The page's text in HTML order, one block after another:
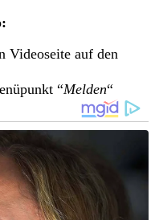
Videoseite auf den
“Melden“